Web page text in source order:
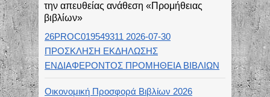
την απευθείας ανάθεση «Προμήθειας
βιβλίων»
26PROC019549311 2026-07-30
ΠΡΟΣΚΛΗΣΗ ΕΚΔΗΛΩΣΗΣ
ΕΝΔΙΑΦΕΡΟΝΤΟΣ ΠΡΟΜΗΘΕΙΑ ΒΙΒΛΙΩΝ
Οικονομική Προσφορά Βιβλίων 2026